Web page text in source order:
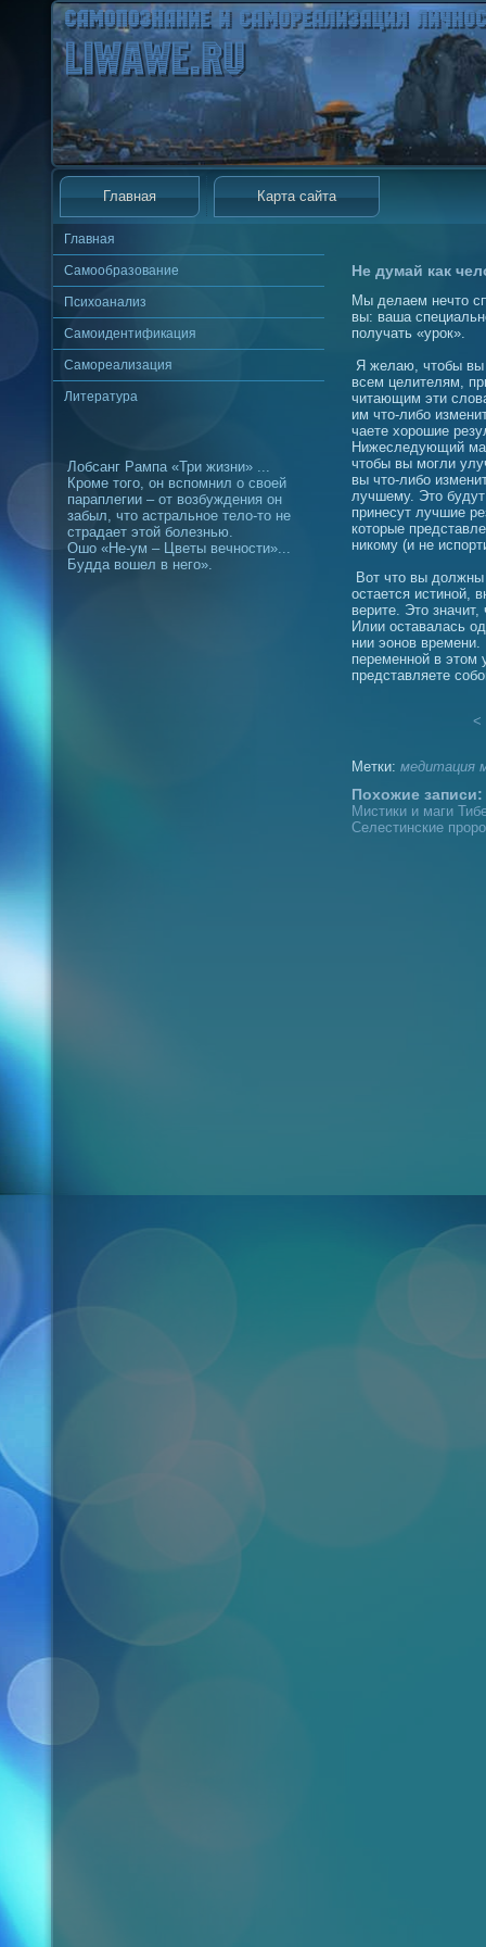
Главная Карта сайта
Главная
Самообразование
Психоанализ
Самоидентификация
Самореализация
Литература
Лобсанг Рампа «Три жизни» ...
Кроме того, он вспомнил о своей
параплегии – от возбуждения он
забыл, что астральное тело-то не
страдает этой болезнью.
Ошо «Не-ум – Цветы вечности»...
Будда вошел в него».
Не думай как
Мы делаем нечто
вы: ваша
получать «урок».
Я желаю, чтобы вы
всем целителям,
читающим эти
им что-либо
чаете хорошие
Нижеследующий
чтобы вы могли
вы что-либо
лучшему. Это
принесут лучшие
которые
никому (и не
Вот что вы должны
остается истиной,
верите. Это
Илии оставалась
нии эонов
переменной в этом
представляете
<
Метки: медитация
Похожие записи:
Мистики и маги
Селестинские